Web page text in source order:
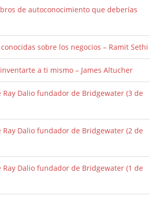
de autoconocimiento que deberías
sobre los negocios – Ramit Sethi
a ti mismo – James Altucher
Ray Dalio fundador de Bridgewater (3 de
Ray Dalio fundador de Bridgewater (2 de
Ray Dalio fundador de Bridgewater (1 de